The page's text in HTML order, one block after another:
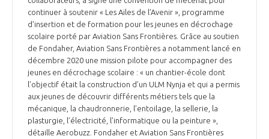
continuer à soutenir « Les Ailes de l’Avenir », programme
d’insertion et de formation pour les jeunes en décrochage
scolaire porté par Aviation Sans Frontières. Grâce au soutien
de Fondaher, Aviation Sans Frontières a notamment lancé en
décembre 2020 une mission pilote pour accompagner des
jeunes en décrochage scolaire : « un chantier-école dont
l’objectif était la construction d’un ULM Nynja et qui a permis
aux jeunes de découvrir différents métiers tels que la
mécanique, la chaudronnerie, l’entoilage, la sellerie, la
plasturgie, l’électricité, l’informatique ou la peinture »,
détaille Aerobuzz. Fondaher et Aviation Sans Frontières